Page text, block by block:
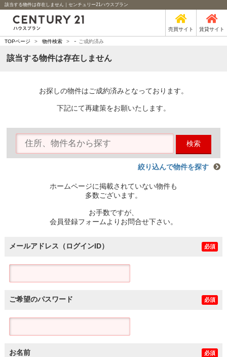
該当する物件は存在しません｜センチュリー21ハウスプラン
売買サイト 賃貸サイト
TOPページ > 物件検索 > - ご成約済み
該当する物件は存在しません
お探しの物件はご成約済みとなっております。
下記にて再建策をお願いたします。
検索
絞り込んで物件を探す
ホームページに掲載されていない物件も
多数ございます。
お手数ですが、
会員登録フォームよりお問合せ下さい。
メールアドレス（ログインID） 必須
ご希望のパスワード 必須
お名前 必須